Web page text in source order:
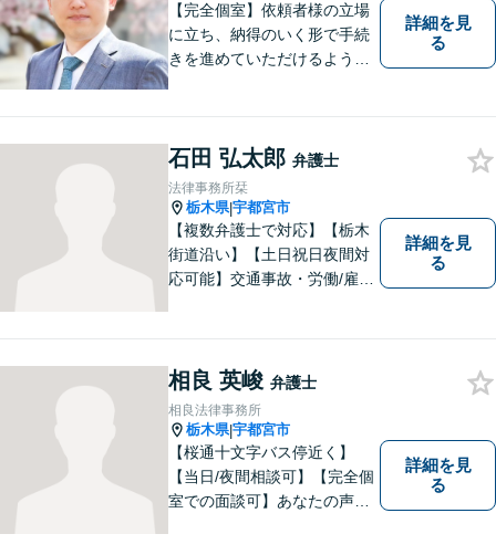
【完全個室】依頼者様の立場
に立ち、納得のいく形で手続
きを進めていただけるよう、
識し、常に誠実で真摯な対応
を心掛けています。【南宇都
宮駅5分】
詳細を見
る
石田 弘太郎 弁護士
法律事務所栞
栃木県|宇都宮市
【複数弁護士で対応】【栃木
街道沿い】【土日祝日夜間対
応可能】交通事故・労働/雇用
い。
詳細を見
る
相良 英峻 弁護士
相良法律事務所
栃木県|宇都宮市
【桜通十文字バス停近く】
【当日/夜間相談可】【完全個
室での面談可】あなたの声を
詳細を見
る